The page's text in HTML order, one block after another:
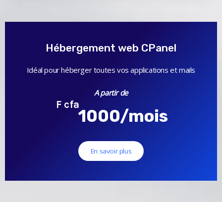
Hébergement web CPanel
Idéal pour héberger toutes vos applications et mails
A partir de
F cfa
1000/mois
En savoir plus